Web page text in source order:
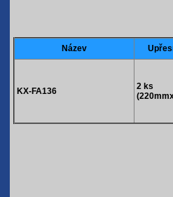
Název
KX-FA136
2 ks